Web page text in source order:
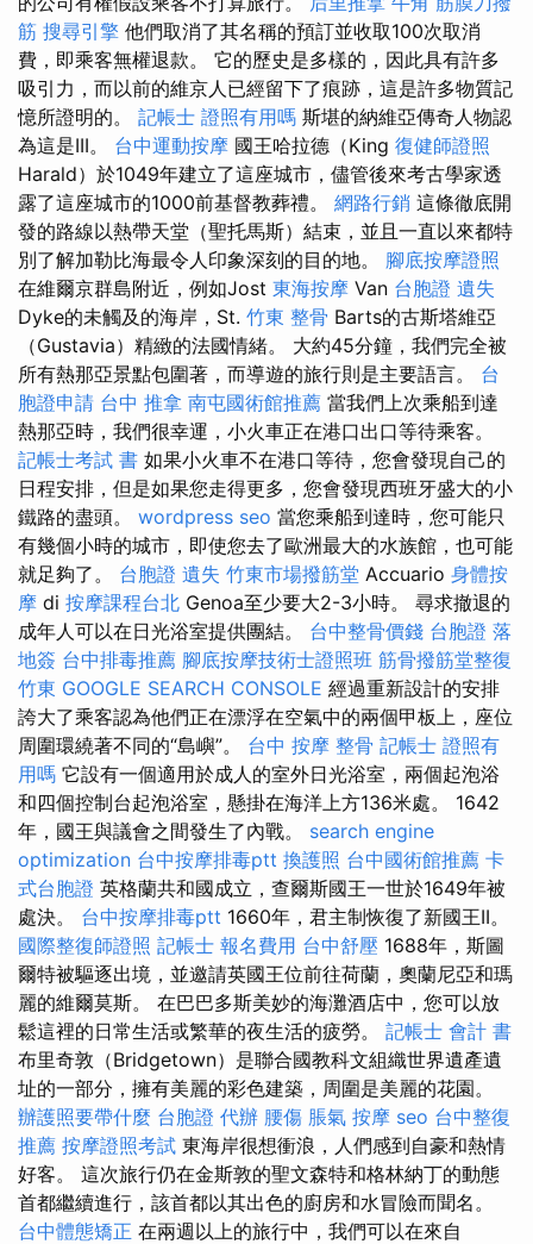
筋 搜尋引擎 他們取消了其名稱的預訂並收取100次取消
費，即乘客無權退款。 它的歷史是多樣的，因此具有許多
吸引力，而以前的維京人已經留下了痕跡，這是許多物質記
憶所證明的。 記帳士 證照有用嗎 斯堪的納維亞傳奇人物認
為這是III。 台中運動按摩 國王哈拉德（King 復健師證照
Harald）於1049年建立了這座城市，儘管後來考古學家透
露了這座城市的1000前基督教葬禮。 網路行銷 這條徹底開
發的路線以熱帶天堂（聖托馬斯）結束，並且一直以來都特
別了解加勒比海最令人印象深刻的目的地。 腳底按摩證照
在維爾京群島附近，例如Jost 東海按摩 Van 台胞證 遺失
Dyke的未觸及的海岸，St. 竹東 整骨 Barts的古斯塔維亞
（Gustavia）精緻的法國情緒。 大約45分鐘，我們完全被
所有熱那亞景點包圍著，而導遊的旅行則是主要語言。 台
胞證申請 台中 推拿 南屯國術館推薦 當我們上次乘船到達
熱那亞時，我們很幸運，小火車正在港口出口等待乘客。
記帳士考試 書 如果小火車不在港口等待，您會發現自己的
日程安排，但是如果您走得更多，您會發現西班牙盛大的小
鐵路的盡頭。 wordpress seo 當您乘船到達時，您可能只
有幾個小時的城市，即使您去了歐洲最大的水族館，也可能
就足夠了。 台胞證 遺失 竹東市場撥筋堂 Accuario 身體按
摩 di 按摩課程台北 Genoa至少要大2-3小時。 尋求撤退的
成年人可以在日光浴室提供團結。 台中整骨價錢 台胞證 落
地簽 台中排毒推薦 腳底按摩技術士證照班 筋骨撥筋堂整復
竹東 GOOGLE SEARCH CONSOLE 經過重新設計的安排
誇大了乘客認為他們正在漂浮在空氣中的兩個甲板上，座位
周圍環繞著不同的“島嶼”。 台中 按摩 整骨 記帳士 證照有
用嗎 它設有一個適用於成人的室外日光浴室，兩個起泡浴
和四個控制台起泡浴室，懸掛在海洋上方136米處。 1642
年，國王與議會之間發生了內戰。 search engine
optimization 台中按摩排毒ptt 換護照 台中國術館推薦 卡
式台胞證 英格蘭共和國成立，查爾斯國王一世於1649年被
處決。 台中按摩排毒ptt 1660年，君主制恢復了新國王II。
國際整復師證照 記帳士 報名費用 台中舒壓 1688年，斯圖
爾特被驅逐出境，並邀請英國王位前往荷蘭，奧蘭尼亞和瑪
麗的維爾莫斯。 在巴巴多斯美妙的海灘酒店中，您可以放
鬆這裡的日常生活或繁華的夜生活的疲勞。 記帳士 會計 書
布里奇敦（Bridgetown）是聯合國教科文組織世界遺產遺
址的一部分，擁有美麗的彩色建築，周圍是美麗的花園。
辦護照要帶什麼 台胞證 代辦 腰傷 脹氣 按摩 seo 台中整復
推薦 按摩證照考試 東海岸很想衝浪，人們感到自豪和熱情
好客。 這次旅行仍在金斯敦的聖文森特和格林納丁的動態
首都繼續進行，該首都以其出色的廚房和水冒險而聞名。
台中體態矯正 在兩週以上的旅行中，我們可以在來自